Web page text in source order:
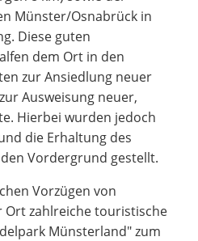
Münster/Osnabrück in
Diese guten
dem Ort in den
zur Ansiedlung neuer
Ausweisung neuer,
Hierbei wurden jedoch
die Erhaltung des
Vordergrund gestellt.
Vorzügen von
Ort zahlreiche touristische
Münsterland" zum